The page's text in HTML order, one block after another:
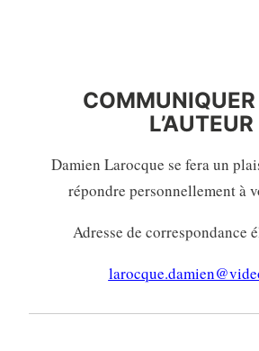
L’AUTEUR
Damien Larocque se fera un
répondre personnellement à
Adresse de correspondance